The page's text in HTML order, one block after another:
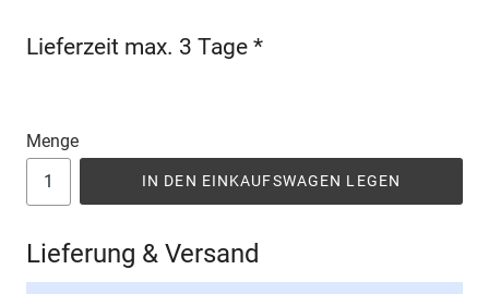
Lieferzeit max. 3 Tage *
Menge
IN DEN EINKAUFSWAGEN LEGEN
Lieferung & Versand